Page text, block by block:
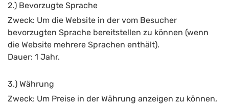
2.) Bevorzugte Sprache
Zweck: Um die Website in der vom Besucher
bevorzugten Sprache bereitstellen zu können (wenn
die Website mehrere Sprachen enthält).
Dauer: 1 Jahr.
3.) Währung
Zweck: Um Preise in der Währung anzeigen zu können,